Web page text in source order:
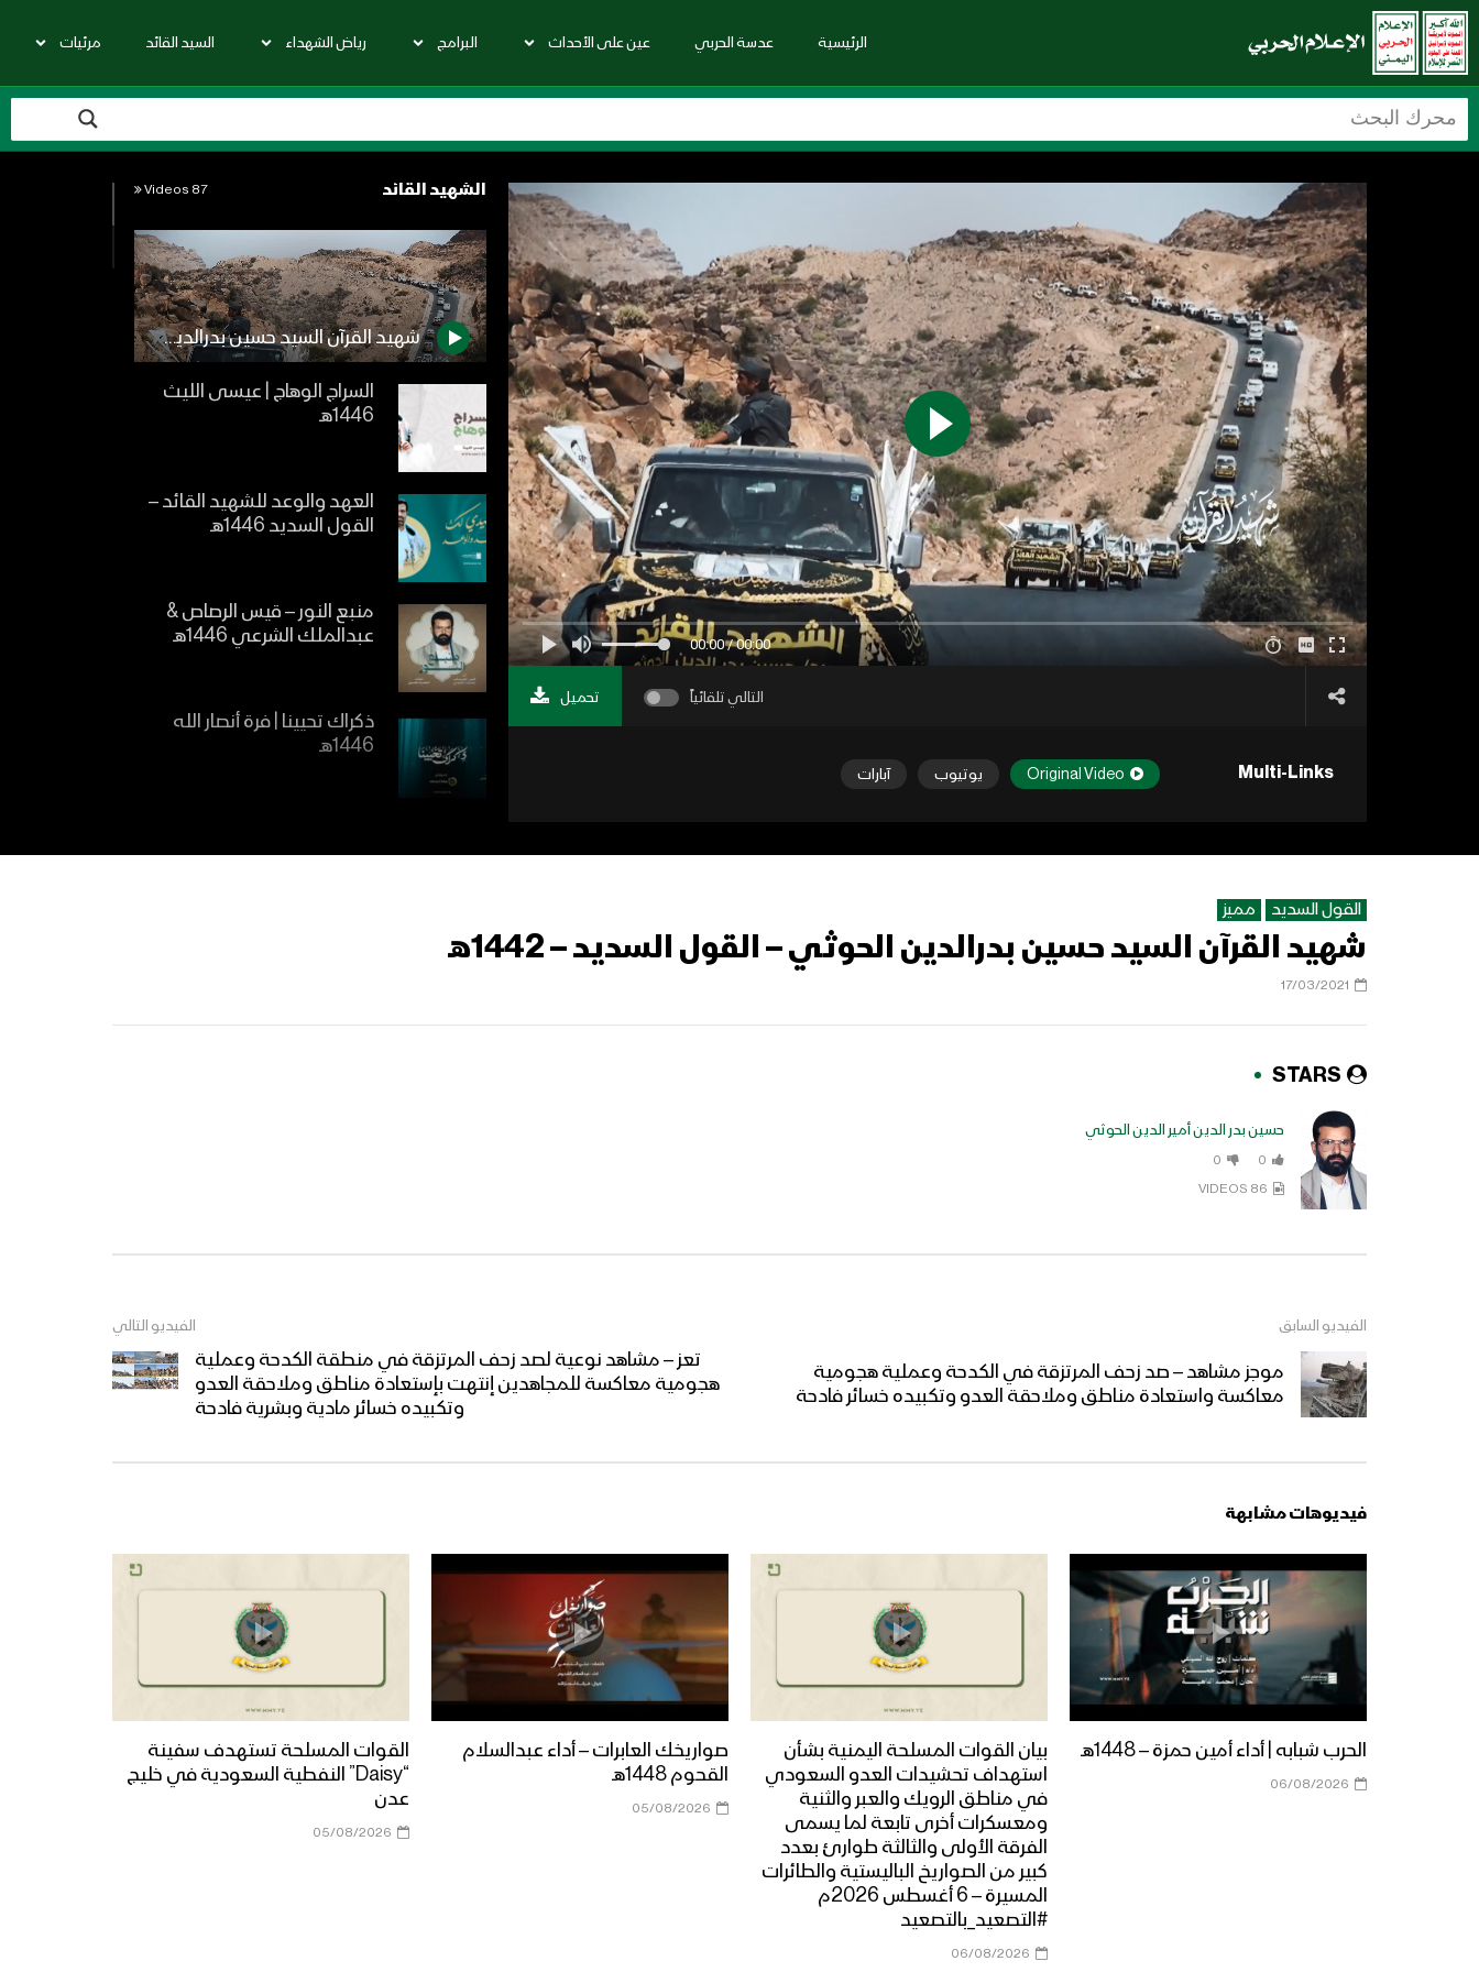
الرئيسية عدسة الحربي عين على الأحداث البرامج رياض الشهداء السيد القائد مرئيات
00:00 / 00:00
التالي تلقائياً تحميل
Multi-Links
Original Video يوتيوب آبارات
الشهيد القائد 87 Videos
شهيد القرآن السيد حسين بدرالدين الحوثي – القول السديد – 1442هـ
السراج الوهاج | عيسى الليث
1446هـ
العهد والوعد للشهيد القائد –
القول السديد 1446هـ
منبع النور – قيس الرصاص &
عبدالملك الشرعي 1446هـ
ذكراك تحيينا | فرة أنصار الله
1446هـ
المنبر 1446هـ
كليب حيٌّ يا حسين – فرقة
شباب الصمود 1445هـ
رؤى الحسين – علي العــطار &
عبــدالسلام القحوم 1445هـ
كلمة قائد الثورة السيد
بمناسبة الذكرى السنوية
للشهيد القائد 26 رجب 1445هـ |
القول السديد مميز
شهيد القرآن السيد حسين بدرالدين الحوثي – القول السديد – 1442هـ
17/03/2021
STARS
حسين بدر الدين أمير الدين الحوثي
0
0
86 VIDEOS
الفيديو السابق
موجز مشاهد – صد زحف المرتزقة في الكدحة وعملية هجومية
معاكسة واستعادة مناطق وملاحقة العدو وتكبيده خسائر فادحة
الفيديو التالي
تعز – مشاهد نوعية لصد زحف المرتزقة في منطقة الكدحة وعملية
هجومية معاكسة للمجاهدين إنتهت بإستعادة مناطق وملاحقة العدو
وتكبيده خسائر مادية وبشرية فادحة
فيديوهات مشابهة
الحرب شبابه | أداء أمين حمزة – 1448هـ
06/08/2026
بيان القوات المسلحة اليمنية بشأن
استهداف تحشيدات العدو السعودي
في مناطق الرويك والعبر والثنية
ومعسكرات أخرى تابعة لما يسمى
الفرقة الأولى والثالثة طوارئ بعدد
كبير من الصواريخ الباليستية والطائرات
المسيرة – 6 أغسطس 2026م
#التصعيد_بالتصعيد
06/08/2026
صواريخك العابرات – أداء عبدالسلام
القحوم 1448هـ
05/08/2026
القوات المسلحة تستهدف سفينة
“Daisy” النفطية السعودية في خليج
عدن
05/08/2026